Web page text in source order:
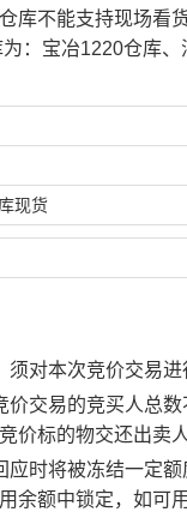
库不能支持现场看
：宝冶1220仓库、
现货
对本次竞价交易
价交易的竞买人总
价标的物交还出卖
应时将被冻结一定
余额中锁定，如可